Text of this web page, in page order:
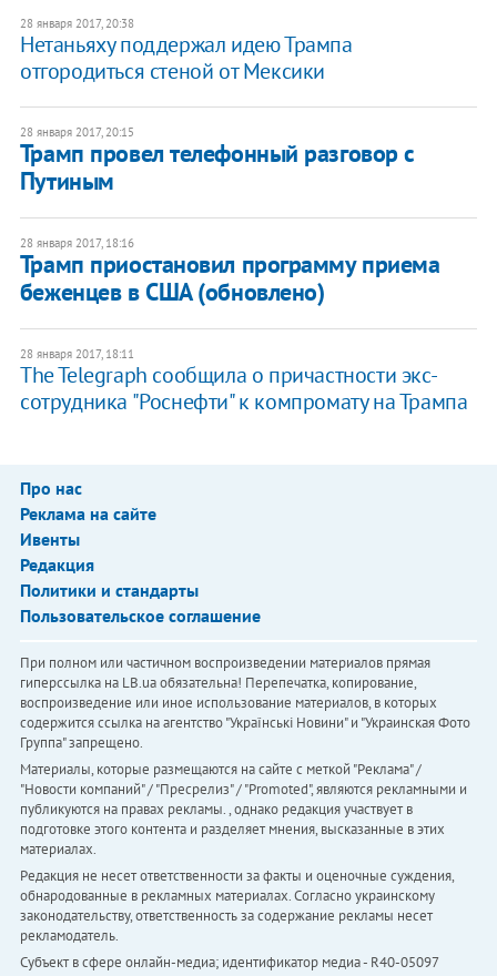
28 января 2017, 20:38
​Нетаньяху поддержал идею Трампа
отгородиться стеной от Мексики
28 января 2017, 20:15
Трамп провел телефонный разговор с
Путиным
28 января 2017, 18:16
Трамп приостановил программу приема
беженцев в США (обновлено)
28 января 2017, 18:11
The Telegraph сообщила о причастности экс-
сотрудника "Роснефти" к компромату на Трампа
Про нас
Реклама на сайте
Ивенты
Редакция
Политики и стандарты
Пользовательское соглашение
При полном или частичном воспроизведении материалов прямая
гиперссылка на LB.ua обязательна! Перепечатка, копирование,
воспроизведение или иное использование материалов, в которых
содержится ссылка на агентство "Українськi Новини" и "Украинская Фото
Группа" запрещено.
Материалы, которые размещаются на сайте с меткой "Реклама" /
"Новости компаний" / "Пресрелиз" / "Promoted", являются рекламными и
публикуются на правах рекламы. , однако редакция участвует в
подготовке этого контента и разделяет мнения, высказанные в этих
материалах.
Редакция не несет ответственности за факты и оценочные суждения,
обнародованные в рекламных материалах. Согласно украинскому
законодательству, ответственность за содержание рекламы несет
рекламодатель.
Субъект в сфере онлайн-медиа; идентификатор медиа - R40-05097